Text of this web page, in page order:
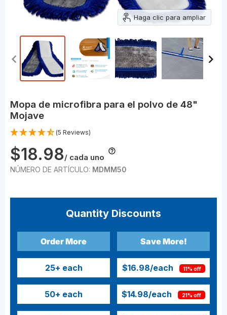
Haga clic para ampliar
Mopa de microfibra para el polvo de 48"
Mojave
(5 Reviews)
$18.98/ cada uno
NÚMERO DE ARTÍCULO: MDMM50
Quantity Discounts
Order More
25+ each
50+ each
Save More!
$16.98/each 11% off
$14.98/each 21% off